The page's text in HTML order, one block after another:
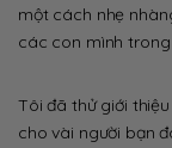
một cách nhẹ
các con mình
Tôi đã thử giới
cho vài người bạn